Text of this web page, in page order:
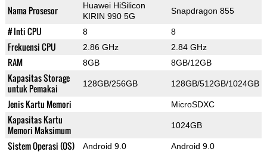
Nama Prosesor
Huawei HiSilicon
KIRIN 990 5G
Snapdragon 855
# Inti CPU 8 8
Frekuensi CPU 2.86 GHz 2.84 GHz
RAM 8GB 8GB/12GB
Kapasitas Storage
untuk Pemakai
128GB/256GB 128GB/512GB/1024GB
Jenis Kartu Memori MicroSDXC
Kapasitas Kartu
Memori Maksimum
1024GB
Sistem Operasi (OS) Android 9.0 Android 9.0